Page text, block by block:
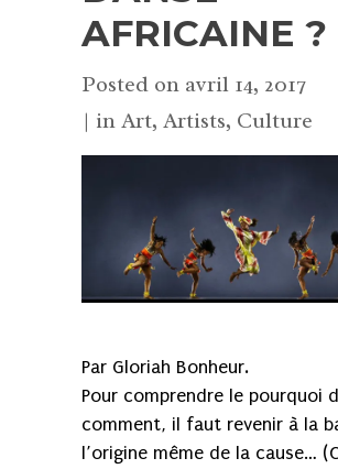
AFRICAINE ?
Posted on avril 14, 2017
in Art, Artists, Culture
Par Gloriah Bonheur.
Pour comprendre le pourquoi
comment, il faut revenir à la
l’origine même de la cause…